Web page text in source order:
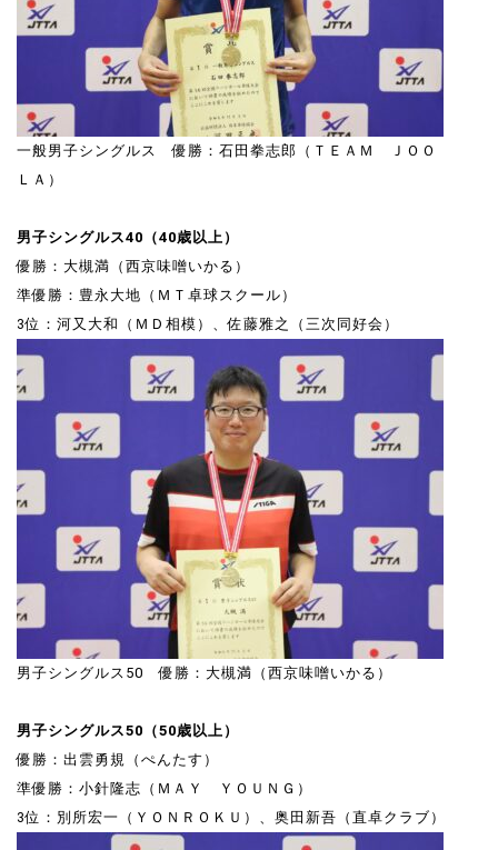
一般男子シングルス 優勝：石田拳志郎（ＴＥＡＭ ＪＯＯ
ＬＡ）
男子シングルス40（40歳以上）
優勝：大槻満（西京味噌いかる）
準優勝：豊永大地（ＭＴ卓球スクール）
3位：河又大和（ＭＤ相模）、佐藤雅之（三次同好会）
男子シングルス50 優勝：大槻満（西京味噌いかる）
男子シングルス50（50歳以上）
優勝：出雲勇規（ぺんたす）
準優勝：小針隆志（ＭＡＹ ＹＯＵＮＧ）
3位：別所宏一（ＹＯＮＲＯＫＵ）、奥田新吾（直卓クラブ）